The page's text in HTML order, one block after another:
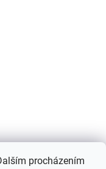
procházením